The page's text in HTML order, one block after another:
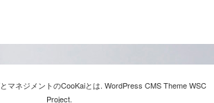
マネジメントのCooKaiとは. WordPress CMS ThemeWSC
Project.